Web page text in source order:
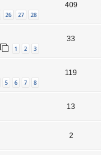
26 27 28
409
1 2 3
33
5 6 7 8
119
13
2